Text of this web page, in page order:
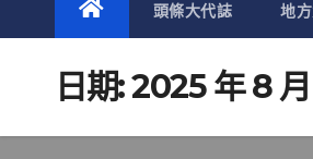
頭條大代誌 地
日期:2025 年 8 月